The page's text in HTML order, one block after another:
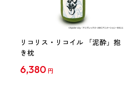
リコリス・リコイル 「泥酔」抱
き枕
6,380 円